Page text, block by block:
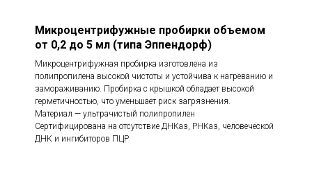
Микроцентрифужные пробирки объемом
от 0,2 до 5 мл (типа Эппендорф)
Микроцентрифужная пробирка изготовлена из
полипропилена высокой чистоты и устойчива к нагреванию и
замораживанию. Пробирка с крышкой обладает высокой
герметичностью, что уменьшает риск загрязнения.
Материал — ультрачистый полипропилен
Сертифицирована на отсутствие ДНКаз, РНКаз, человеческой
ДНК и ингибиторов ПЦР